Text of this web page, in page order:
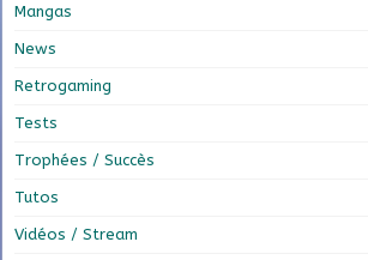
Mangas
News
Retrogaming
Tests
Trophées / Succès
Tutos
Vidéos / Stream